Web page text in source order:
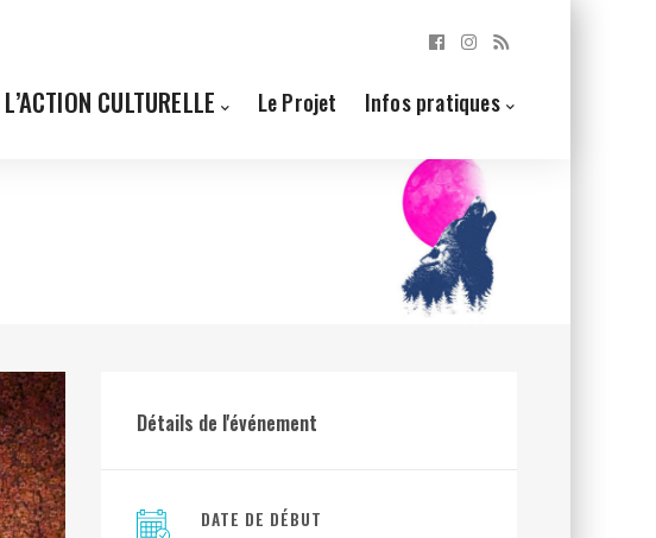
L’ACTION CULTURELLE Le Projet Infos pratiques
Détails de l'événement
DATE DE DÉBUT